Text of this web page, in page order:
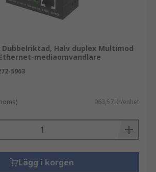
Dubbelriktad, Halv duplex Multimod
mediaomvandlare
5963
963,57 kr/enhet
Lägg i korgen